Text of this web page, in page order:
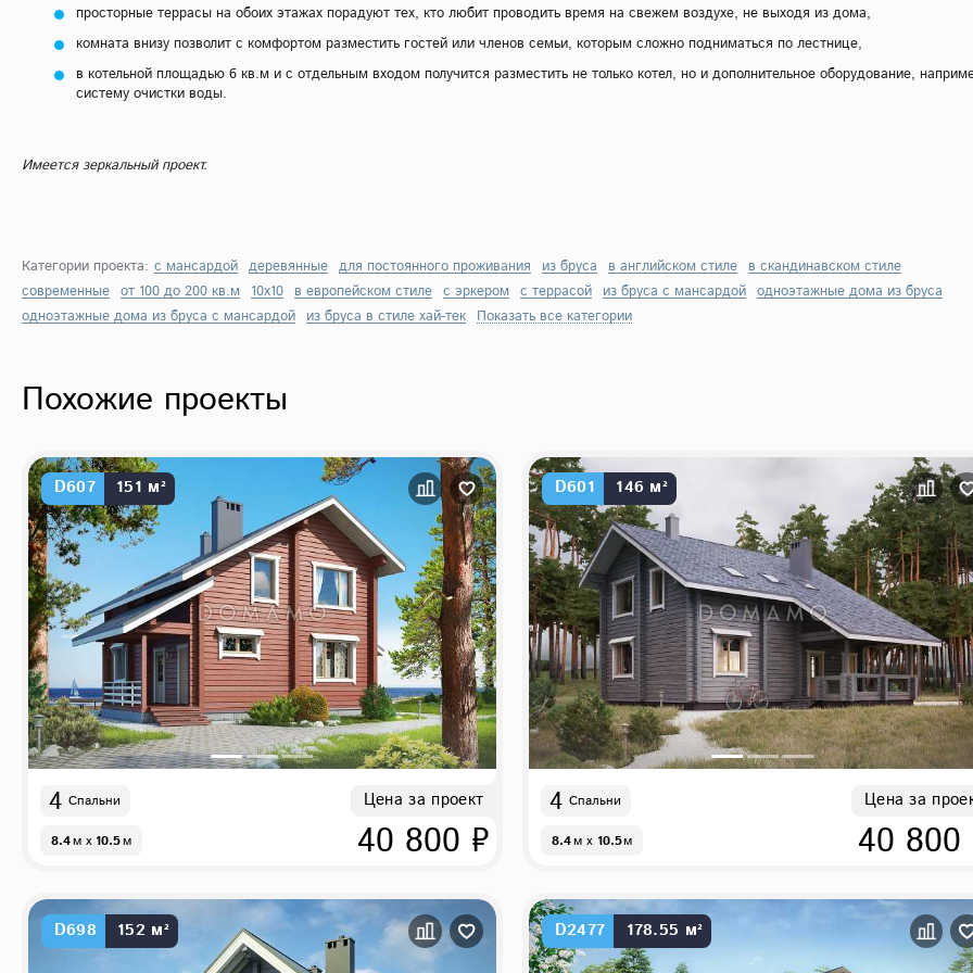
просторные террасы на обоих этажах порадуют тех, кто любит проводить время на свежем воздухе, не выходя из дома,
комната внизу позволит с комфортом разместить гостей или членов семьи, которым сложно подниматься по лестнице,
в котельной площадью 6 кв.м и с отдельным входом получится разместить не только котел, но и дополнительное оборудование,
систему очистки воды.
Имеется зеркальный проект.
Категории проекта: с мансардой деревянные для постоянного проживания из бруса в английском стиле в скандинавском стиле
современные от 100 до 200 кв.м 10х10 в европейском стиле с эркером с террасой из бруса с мансардой одноэтажные дома из бруса
одноэтажные дома из бруса с мансардой из бруса в стиле хай-тек Показать все категории
Похожие проекты
D607 151 м²
4 Спальни
8.4м x 10.5м
Цена за проект
40 800 ₽
D601 146 м²
4 Спальни
8.4м x 10.5м
Цена за
40 800
D698 152 м² D2477 178.55 м²